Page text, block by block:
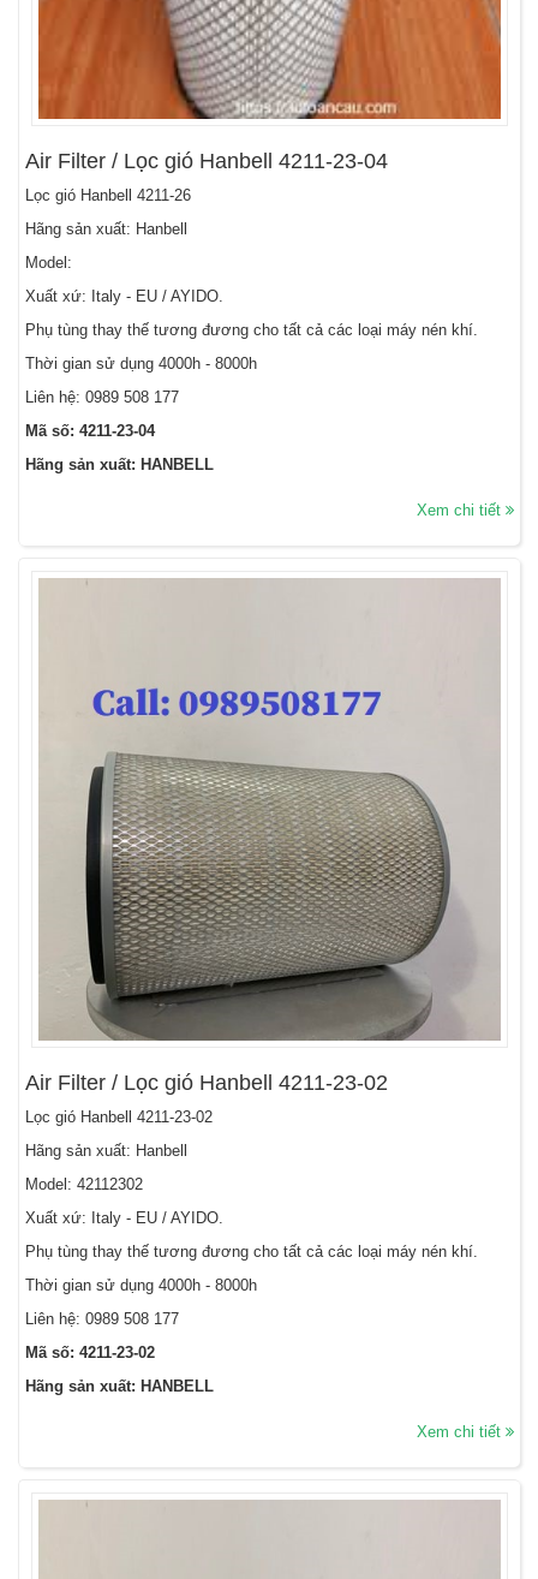
Air Filter / Lọc gió Hanbell 4211-23-04
Lọc gió Hanbell 4211-26
Hãng sản xuất: Hanbell
Model:
Xuất xứ: Italy - EU / AYIDO.
Phụ tùng thay thế tương đương cho tất cả các loại máy nén khí.
Thời gian sử dụng 4000h - 8000h
Liên hệ: 0989 508 177
Mã số: 4211-23-04
Hãng sản xuất: HANBELL
Xem chi tiết
Air Filter / Lọc gió Hanbell 4211-23-02
Lọc gió Hanbell 4211-23-02
Hãng sản xuất: Hanbell
Model: 42112302
Xuất xứ: Italy - EU / AYIDO.
Phụ tùng thay thế tương đương cho tất cả các loại máy nén khí.
Thời gian sử dụng 4000h - 8000h
Liên hệ: 0989 508 177
Mã số: 4211-23-02
Hãng sản xuất: HANBELL
Xem chi tiết